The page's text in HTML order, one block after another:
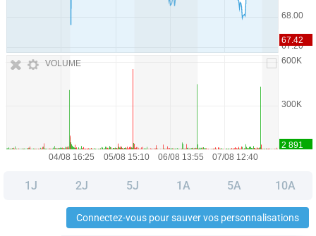
VOLUME
1J 2J 5J 1A 5A 10A
Connectez-vous pour sauver vos personnalisations